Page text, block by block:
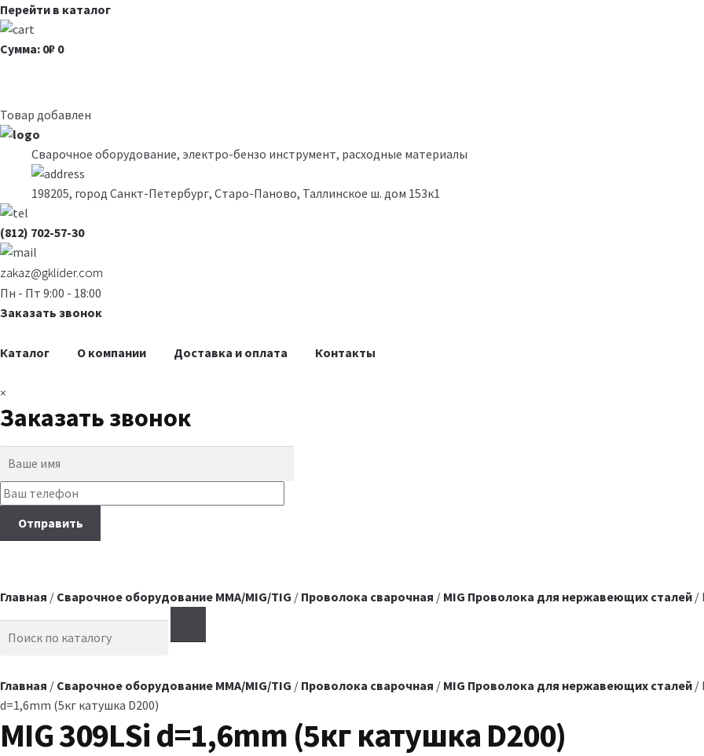
Перейти в каталог
Сумма: 0₽ 0
Товар добавлен
Сварочное оборудование, электро-бензо инструмент, расходные материалы
198205, город Санкт-Петербург, Старо-Паново, Таллинское ш. дом 153к1
(812) 702-57-30
zakaz@gklider.com
Пн - Пт 9:00 - 18:00
Заказать звонок
Каталог О компании Доставка и оплата Контакты
×
Заказать звонок
Главная / Сварочное оборудование MMA/MIG/TIG / Проволока сварочная / MIG Проволока для нержавеющих сталей /
Search for:
Главная / Сварочное оборудование MMA/MIG/TIG / Проволока сварочная / MIG Проволока для нержавеющих сталей /
d=1,6mm (5кг катушка D200)
MIG 309LSi d=1,6mm (5кг катушка D200)